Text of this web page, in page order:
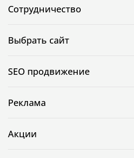
Сотрудничество
Выбрать сайт
SEO продвижение
Реклама
Акции